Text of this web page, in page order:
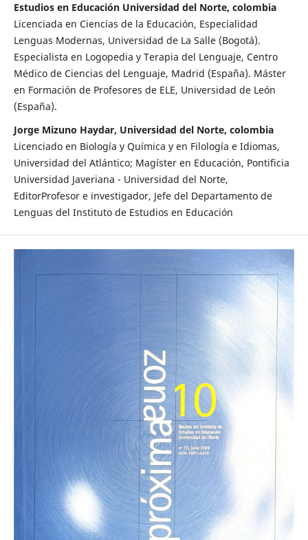
Estudios en Educación Universidad del Norte, colombia
Licenciada en Ciencias de la Educación, Especialidad
Lenguas Modernas, Universidad de La Salle (Bogotá).
Especialista en Logopedia y Terapia del Lenguaje, Centro
Médico de Ciencias del Lenguaje, Madrid (España). Máster
en Formación de Profesores de ELE, Universidad de León
(España).
Jorge Mizuno Haydar, Universidad del Norte, colombia
Licenciado en Biología y Química y en Filología e Idiomas,
Universidad del Atlántico; Magíster en Educación, Pontificia
Universidad Javeriana - Universidad del Norte,
EditorProfesor e investigador, Jefe del Departamento de
Lenguas del Instituto de Estudios en Educación